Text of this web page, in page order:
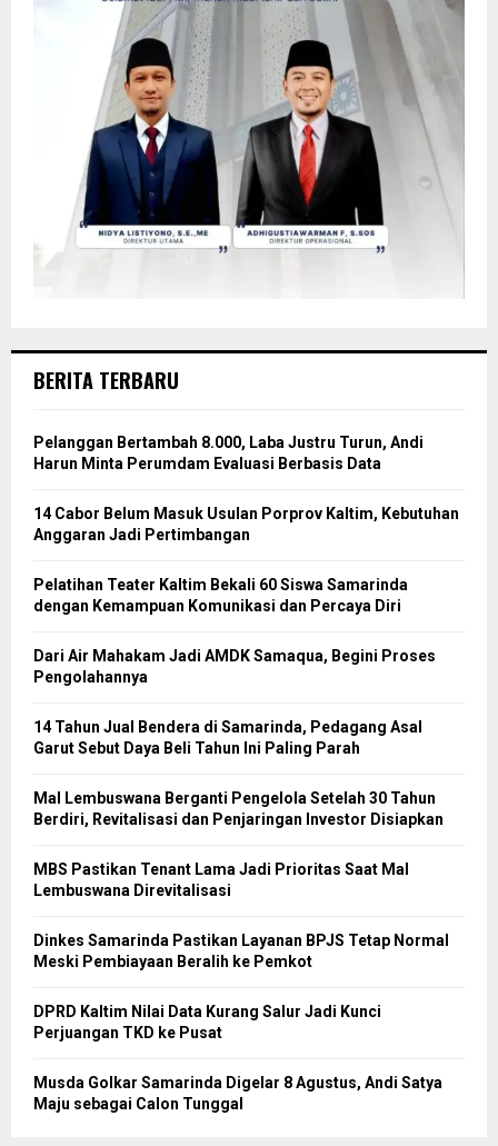
BERITA TERBARU
Pelanggan Bertambah 8.000, Laba Justru Turun, Andi
Harun Minta Perumdam Evaluasi Berbasis Data
14 Cabor Belum Masuk Usulan Porprov Kaltim, Kebutuhan
Anggaran Jadi Pertimbangan
Pelatihan Teater Kaltim Bekali 60 Siswa Samarinda
dengan Kemampuan Komunikasi dan Percaya Diri
Dari Air Mahakam Jadi AMDK Samaqua, Begini Proses
Pengolahannya
14 Tahun Jual Bendera di Samarinda, Pedagang Asal
Garut Sebut Daya Beli Tahun Ini Paling Parah
Mal Lembuswana Berganti Pengelola Setelah 30 Tahun
Berdiri, Revitalisasi dan Penjaringan Investor Disiapkan
MBS Pastikan Tenant Lama Jadi Prioritas Saat Mal
Lembuswana Direvitalisasi
Dinkes Samarinda Pastikan Layanan BPJS Tetap Normal
Meski Pembiayaan Beralih ke Pemkot
DPRD Kaltim Nilai Data Kurang Salur Jadi Kunci
Perjuangan TKD ke Pusat
Musda Golkar Samarinda Digelar 8 Agustus, Andi Satya
Maju sebagai Calon Tunggal